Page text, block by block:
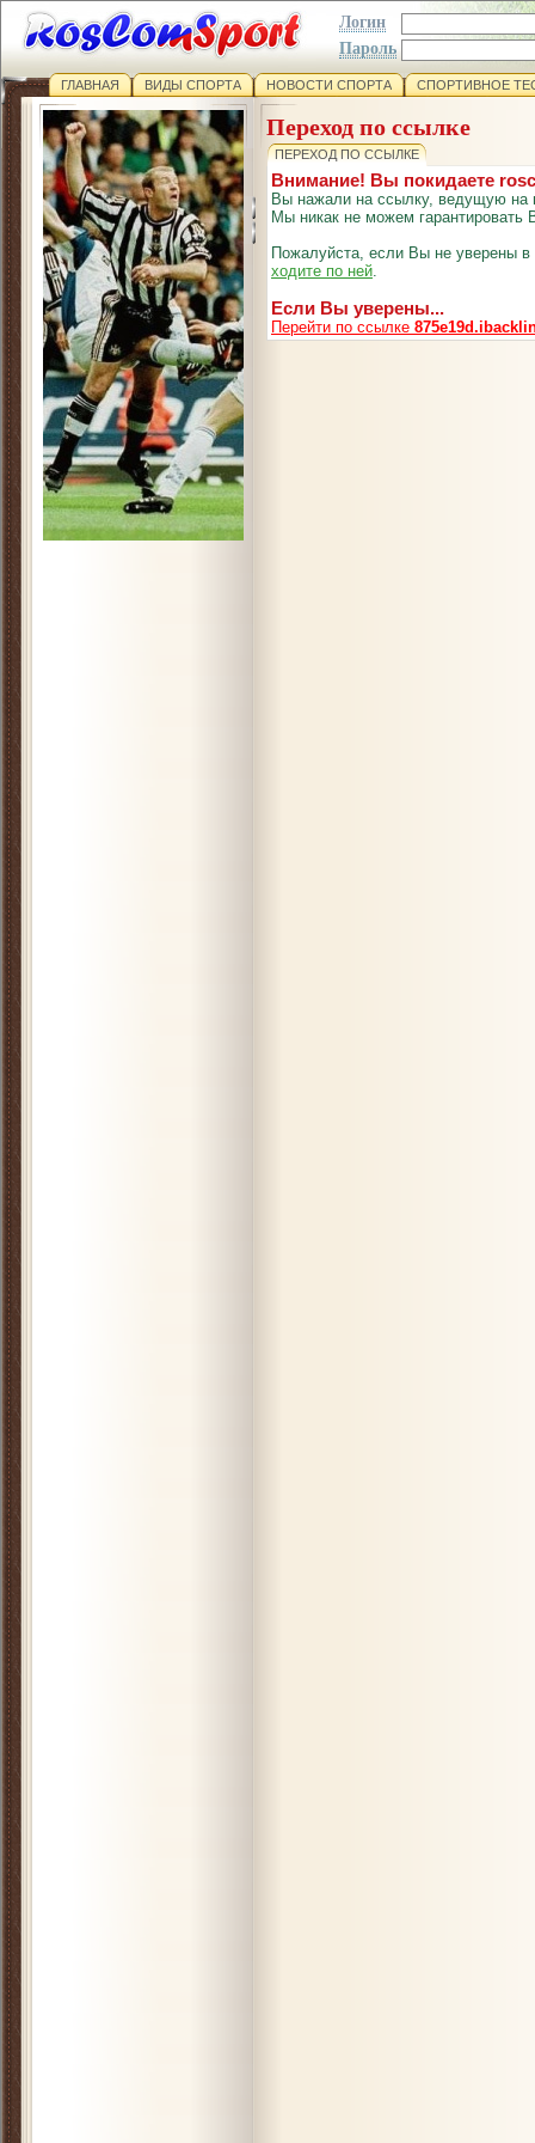
Логин
Пароль
ГЛАВНАЯ ВИДЫ СПОРТА НОВОСТИ СПОРТА СПОРТИВНОЕ
Переход по ссылке
ПЕРЕХОД ПО ССЫЛКЕ
Внимание! Вы покидаете
Вы нажали на ссылку, ведущую на
Мы никак не можем гарантировать
Пожалуйста, если Вы не уверены
ходите по ней.
Если Вы уверены...
Перейти по ссылке